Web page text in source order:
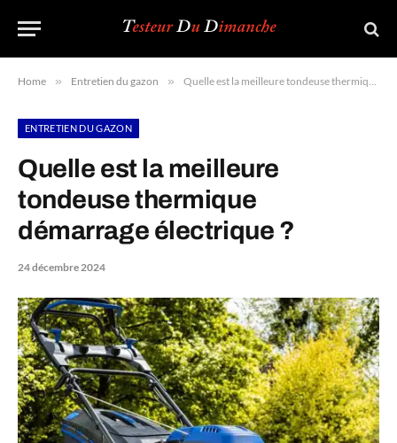
Home » Entretien du gazon » Quelle est la meilleure tondeuse thermique démarrage électrique ?
ENTRETIEN DU GAZON
Quelle est la meilleure
tondeuse thermique
démarrage électrique ?
24 décembre 2024